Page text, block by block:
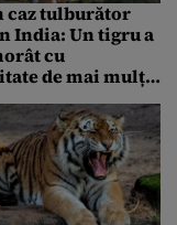
caz tulburător
India: Un tigru a
cu
de mai mulți
a ucis un bărbat